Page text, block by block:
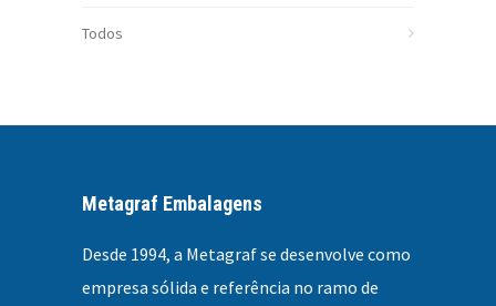
Todos
Metagraf Embalagens
Desde 1994, a Metagraf se desenvolve como
empresa sólida e referência no ramo de